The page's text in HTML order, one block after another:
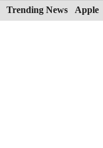
Skip
to
Trending News Apple